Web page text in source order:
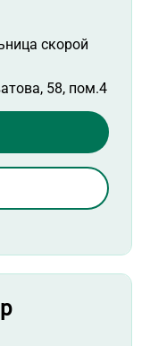
скорой
58, пом.4